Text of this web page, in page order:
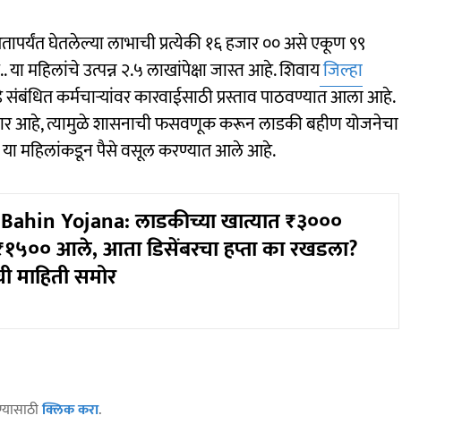
घेतलेल्या लाभाची प्रत्येकी १६ हजार ०० असे एकूण ९९
उत्पन्न २.५ लाखांपेक्षा जास्त आहे. शिवायजिल्हा
कर्मचाऱ्यांवर कारवाईसाठी प्रस्ताव पाठवण्यात आला आहे.
आहे, त्यामुळे शासनाची फसवणूक करून लाडकी बहीण योजनेचा
या महिलांकडून पैसे वसूल करण्यात आले आहे.
Yojana: लाडकीच्या खात्यात ₹३०००
आले, आता डिसेंबरचा हप्ता का रखडला?
माहिती समोर
क्लिक करा.